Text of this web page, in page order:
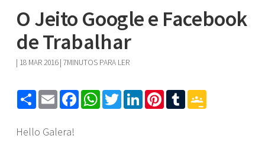
O Jeito Google e Facebook
de Trabalhar
| 18 MAR 2016 | 7MINUTOS PARA LER
ShareEmailFacebookWhatsApp
TwitterLinkedInPinterest
Tumblr
Hello Galera!